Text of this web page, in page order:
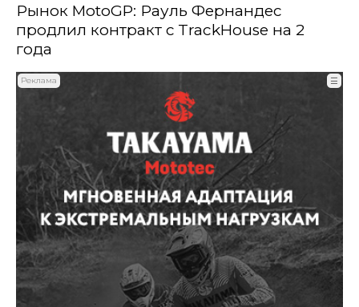
Рынок MotoGP: Рауль Фернандес
продлил контракт с TrackHouse на 2
года
Реклама ☰